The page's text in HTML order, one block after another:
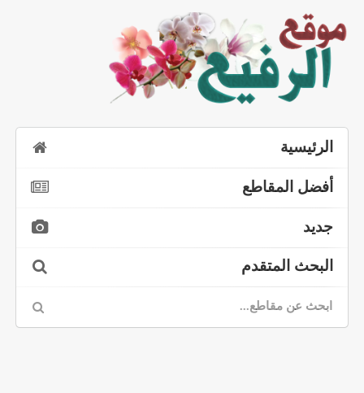
الرئيسية
أفضل المقاطع
جديد
البحث المتقدم